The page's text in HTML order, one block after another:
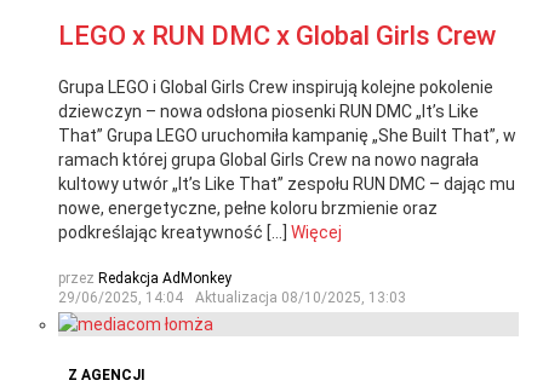
LEGO x RUN DMC x Global Girls Crew
Grupa LEGO i Global Girls Crew inspirują kolejne pokolenie
dziewczyn – nowa odsłona piosenki RUN DMC „It’s Like
That” Grupa LEGO uruchomiła kampanię „She Built That”, w
ramach której grupa Global Girls Crew na nowo nagrała
kultowy utwór „It’s Like That” zespołu RUN DMC – dając mu
nowe, energetyczne, pełne koloru brzmienie oraz
podkreślając kreatywność […] Więcej
przez Redakcja AdMonkey
29/06/2025, 14:04
Aktualizacja 08/10/2025, 13:03
Z AGENCJI